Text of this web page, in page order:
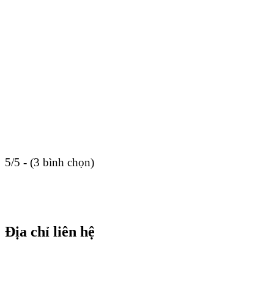
5/5 - (3 bình chọn)
Địa chỉ liên hệ